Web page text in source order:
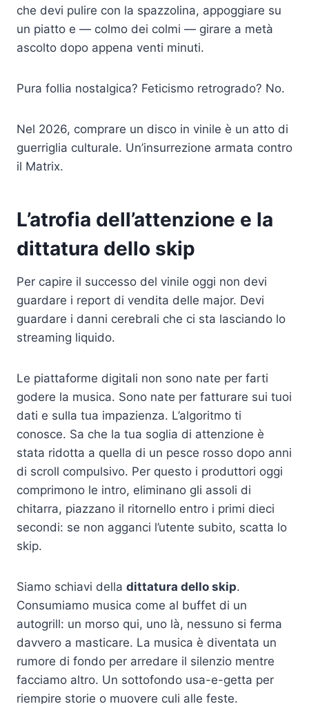
che devi pulire con la spazzolina, appoggiare su
un piatto e — colmo dei colmi — girare a metà
ascolto dopo appena venti minuti.
Pura follia nostalgica? Feticismo retrogrado? No.
Nel 2026, comprare un disco in vinile è un atto di
guerriglia culturale. Un’insurrezione armata contro
il Matrix.
L’atrofia dell’attenzione e la
dittatura dello skip
Per capire il successo del vinile oggi non devi
guardare i report di vendita delle major. Devi
guardare i danni cerebrali che ci sta lasciando lo
streaming liquido.
Le piattaforme digitali non sono nate per farti
godere la musica. Sono nate per fatturare sui tuoi
dati e sulla tua impazienza. L’algoritmo ti
conosce. Sa che la tua soglia di attenzione è
stata ridotta a quella di un pesce rosso dopo anni
di scroll compulsivo. Per questo i produttori oggi
comprimono le intro, eliminano gli assoli di
chitarra, piazzano il ritornello entro i primi dieci
secondi: se non agganci l’utente subito, scatta lo
skip.
Siamo schiavi della dittatura dello skip.
Consumiamo musica come al buffet di un
autogrill: un morso qui, uno là, nessuno si ferma
davvero a masticare. La musica è diventata un
rumore di fondo per arredare il silenzio mentre
facciamo altro. Un sottofondo usa-e-getta per
riempire storie o muovere culi alle feste.